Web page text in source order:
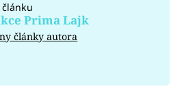
Prima Lajk
články autora